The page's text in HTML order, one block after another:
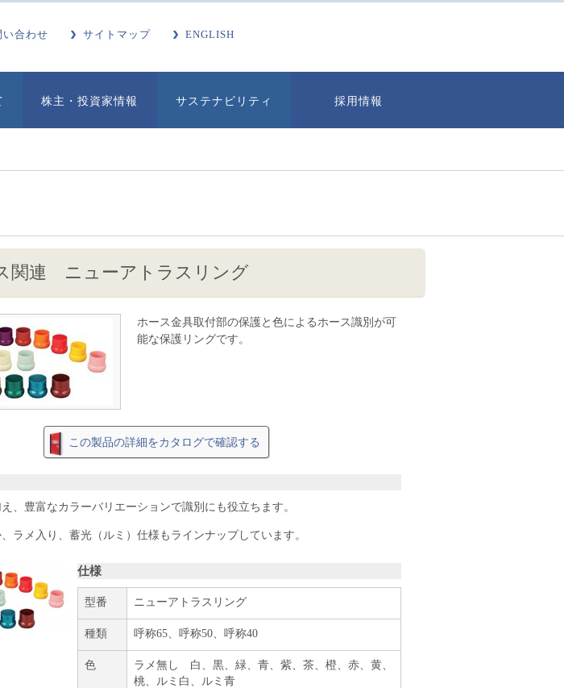
い合わせ サイトマップ ENGLISH
株主・投資家情報 サステナビリティ 採用情報
関連 ニューアトラスリング
ホース金具取付部の保護と色によるホース識別が可
能な保護リングです。
この製品の詳細をカタログで確認する
、豊富なカラーバリエーションで識別にも役立ちます。
ラメ入り、蓄光（ルミ）仕様もラインナップしています。
仕様
型番 ニューアトラスリング
種類 呼称65、呼称50、呼称40
色
ラメ無し 白、黒、緑、青、紫、茶、橙、赤、黄、
桃、ルミ白、ルミ青